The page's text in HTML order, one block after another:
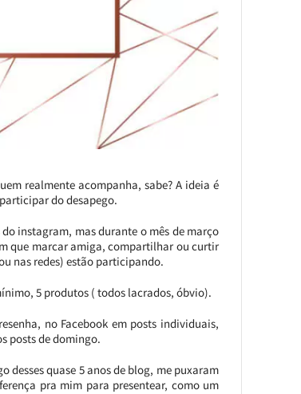
realmente acompanha, sabe? A ideia é
do desapego.
instagram, mas durante o mês de março
que marcar amiga, compartilhar ou curtir
nas redes) estão participando.
5 produtos ( todos lacrados, óbvio).
no Facebook em posts individuais,
posts de domingo.
desses quase 5 anos de blog, me puxaram
pra mim para presentear, como um